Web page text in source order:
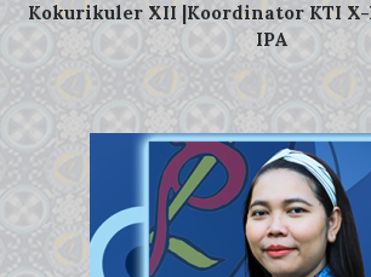
Kokurikuler XII |Koordinator KTI X-
IPA